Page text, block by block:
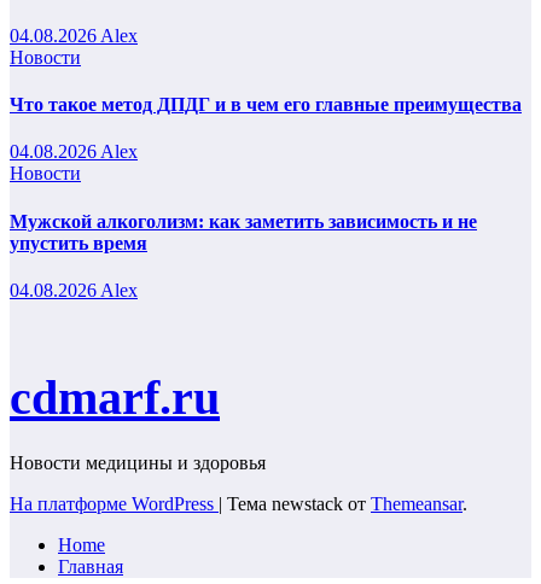
04.08.2026 Alex
Новости
Что такое метод ДПДГ и в чем его главные преимущества
04.08.2026 Alex
Новости
Мужской алкоголизм: как заметить зависимость и не
упустить время
04.08.2026 Alex
cdmarf.ru
Новости медицины и здоровья
На платформе WordPress | Тема newstack от Themeansar.
Home
Главная